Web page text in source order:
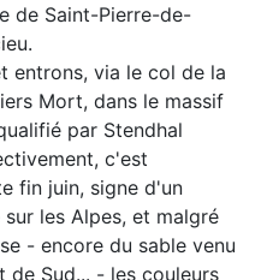
de Saint-Pierre-de-
entrons, via le col de la
Mort, dans le massif
par Stendhal
c'est
fin juin, signe d'un
les Alpes, et malgré
- encore du sable venu
Sud... - les couleurs